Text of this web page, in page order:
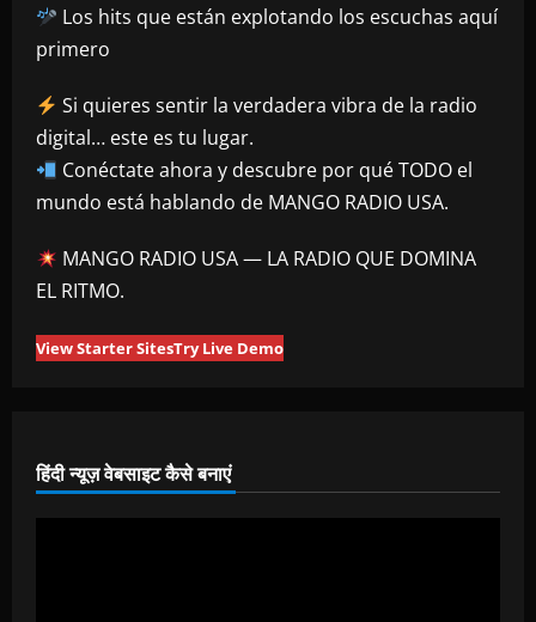
Los hits que están explotando los escuchas aquí
primero
Si quieres sentir la verdadera vibra de la radio
digital… este es tu lugar.
Conéctate ahora y descubre por qué TODO el
mundo está hablando de MANGO RADIO USA.
MANGO RADIO USA — LA RADIO QUE DOMINA
EL RITMO.
View Starter SitesTry Live Demo
हिंदी न्यूज़ वेबसाइट कैसे बनाएं